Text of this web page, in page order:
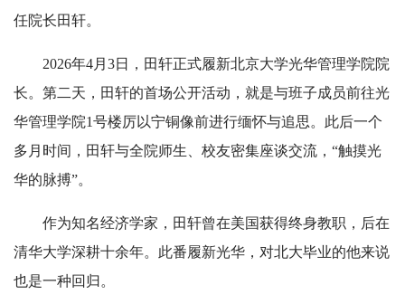
任院长田轩。
2026年4月3日，田轩正式履新北京大学光华管理学院院
长。第二天，田轩的首场公开活动，就是与班子成员前往光
华管理学院1号楼厉以宁铜像前进行缅怀与追思。此后一个
多月时间，田轩与全院师生、校友密集座谈交流，“触摸光
华的脉搏”。
作为知名经济学家，田轩曾在美国获得终身教职，后在
清华大学深耕十余年。此番履新光华，对北大毕业的他来说
也是一种回归。